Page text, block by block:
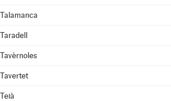
Talamanca
Taradell
Tavèrnoles
Tavertet
Teià